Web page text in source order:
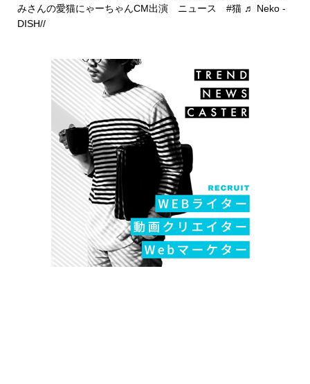
みさんの愛猫にゃーちゃんCM出演 ニュース #猫 ♬ Neko -
DISH//